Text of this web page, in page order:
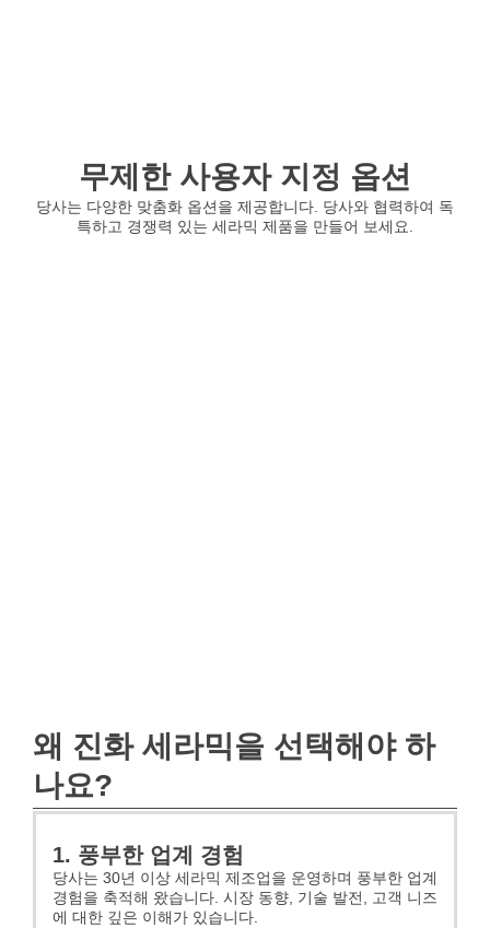
무제한 사용자 지정 옵션
당사는 다양한 맞춤화 옵션을 제공합니다. 당사와 협력하여 독
특하고 경쟁력 있는 세라믹 제품을 만들어 보세요.
왜 진화 세라믹을 선택해야 하
나요?
1. 풍부한 업계 경험
당사는 30년 이상 세라믹 제조업을 운영하며 풍부한 업계
경험을 축적해 왔습니다. 시장 동향, 기술 발전, 고객 니즈
에 대한 깊은 이해가 있습니다.